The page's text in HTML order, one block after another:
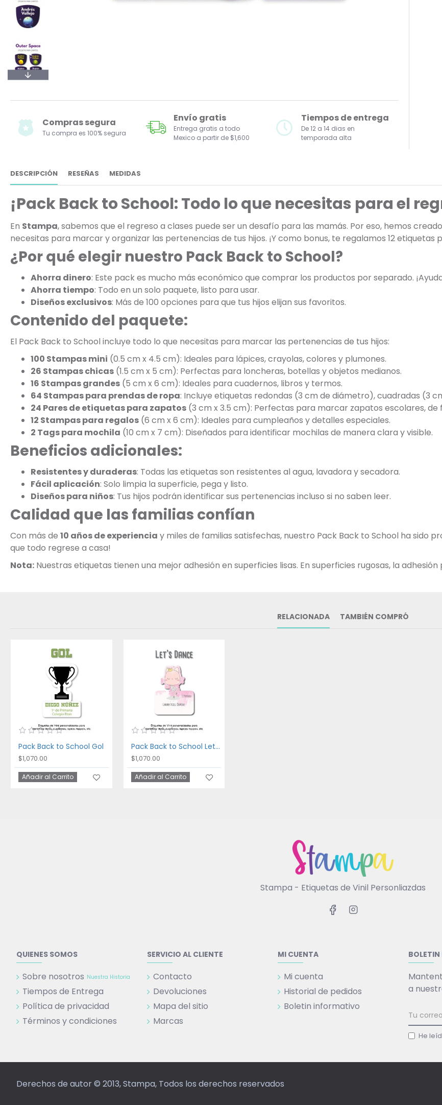
Compras segura
Tu compra es 100% segura
Envío gratis
Entrega gratis a todo
Mexico a partir de $1,600
Tiempos de entrega
De 12 a 14 dias en
temporada alta
DESCRIPCIÓN RESEÑAS MEDIDAS
¡Pack Back to School: Todo lo que necesitas para el
En Stampa, sabemos que el regreso a clases puede ser un desafío para las mamás. Por eso, hemos
necesitas para marcar y organizar las pertenencias de tus hijos. ¡Y como bonus, te regalamos 12 etiquetas
¿Por qué elegir nuestro Pack Back to School?
Ahorra dinero: Este pack es mucho más económico que comprar los productos por separado.
Ahorra tiempo: Todo en un solo paquete, listo para usar.
Diseños exclusivos: Más de 100 opciones para que tus hijos elijan sus favoritos.
Contenido del paquete:
El Pack Back to School incluye todo lo que necesitas para marcar las pertenencias de tus hijos:
100 Stampas mini (0.5 cm x 4.5 cm): Ideales para lápices, crayolas, colores y plumones.
26 Stampas chicas (1.5 cm x 5 cm): Perfectas para loncheras, botellas y objetos medianos.
16 Stampas grandes (5 cm x 6 cm): Ideales para cuadernos, libros y termos.
64 Stampas para prendas de ropa: Incluye etiquetas redondas (3 cm de diámetro), cuadradas (3
24 Pares de etiquetas para zapatos (3 cm x 3.5 cm): Perfectas para marcar zapatos escolares, de
12 Stampas para regalos (6 cm x 6 cm): Ideales para cumpleaños y detalles especiales.
2 Tags para mochila (10 cm x 7 cm): Diseñados para identificar mochilas de manera clara y visible.
Beneficios adicionales:
Resistentes y duraderas: Todas las etiquetas son resistentes al agua, lavadora y secadora.
Fácil aplicación: Solo limpia la superficie, pega y listo.
Diseños para niños: Tus hijos podrán identificar sus pertenencias incluso si no saben leer.
Calidad que las familias confían
Con más de 10 años de experiencia y miles de familias satisfechas, nuestro Pack Back to School ha sido
que todo regrese a casa!
Nota: Nuestras etiquetas tienen una mejor adhesión en superficies lisas. En superficies rugosas, la adhesión
RELACIONADA TAMBIÉN COMPRÓ
Pack Back to School Gol
$1,070.00
Añadir al Carrito
Pack Back to School Let's Dance
$1,070.00
Añadir al Carrito
Stampa - Etiquetas de Vinil Personliazdas
QUIENES SOMOS
Sobre nosotros Nuestra Historia
Tiempos de Entrega
Política de privacidad
Términos y condiciones
SERVICIO AL CLIENTE
Contacto
Devoluciones
Mapa del sitio
Marcas
MI CUENTA
Mi cuenta
Historial de pedidos
Boletin informativo
a
He
Derechos de autor © 2013, Stampa, Todos los derechos reservados